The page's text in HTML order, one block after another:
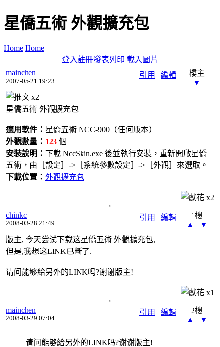
星僑五術 外觀擴充包
Home Home
登入註冊發表列印 載入圖片
引用 | 編輯
mainchen
2007-05-21 19:23
樓主
▼
x2
星僑五術 外觀擴充包
適用軟件： 星僑五術 NCC-900（任何版本）
外觀數量： 123 個
安裝說明： 下載 NccSkin.exe 後並執行安裝，重新開啟星僑
五術，由［設定］->［系統參數設定］->［外觀］來選取。
下載位置： 外觀擴充包
x2
引用 | 編輯
chinkc
2008-03-28 21:49
1樓
▲
▼
版主, 今天尝试下载这星僑五術 外觀擴充包,
但是,我想这LINK已斷了.
请问能够給另外的LINK吗?谢谢版主!
x1
引用 | 編輯
mainchen
2008-03-29 07:04
2樓
▲
▼
请问能够給另外的LINK吗?谢谢版主!